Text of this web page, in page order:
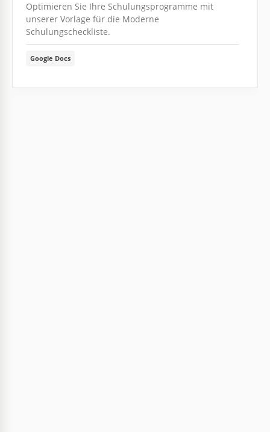
Optimieren Sie Ihre Schulungsprogramme mit
unserer Vorlage für die Moderne
Schulungscheckliste.
Google Docs